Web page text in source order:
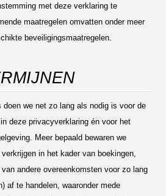
met deze verklaring te
maatregelen omvatten onder meer
beveiligingsmaatregelen.
doen we net zo lang als nodig is voor de
deze privacyverklaring én voor het
Meer bepaald bewaren we
in het kader van boekingen,
andere overeenkomsten voor zo lang
af te handelen, waaronder mede